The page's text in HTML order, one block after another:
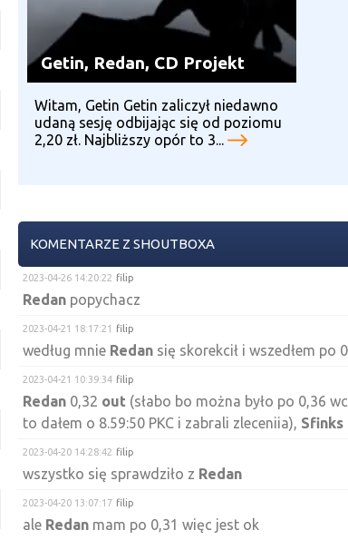
Getin, Redan, CD Projekt
Witam, Getin Getin zaliczył niedawno
udaną sesję odbijając się od poziomu
2,20 zł. Najbliższy opór to 3...
KOMENTARZE Z SHOUTBOXA
2023-04-26 14:20:22 filip
Redanpopychacz
2023-04-21 18:17:21 filip
według mnie Redansię skorekcił i wszedłem po
2023-04-21 10:39:34 filip
Redan0,32 out (słabo bo można było po 0,36
to dałem o 8.59:50 PKC i zabrali zleceniia), Sfinks
2023-04-20 14:28:42 filip
wszystko się sprawdziło z Redan
2023-04-20 13:07:17 filip
ale Redanmam po 0,31 więc jest ok